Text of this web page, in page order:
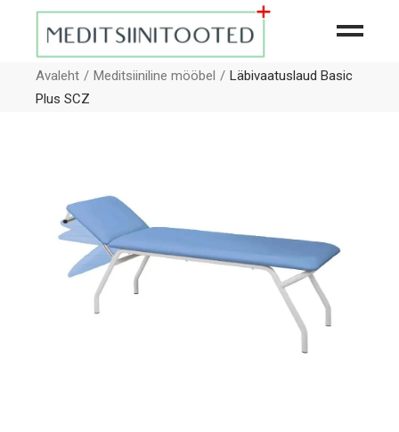
Avaleht Meditsiiniline mööbel
Läbivaatuslaud Basic
Plus SCZ